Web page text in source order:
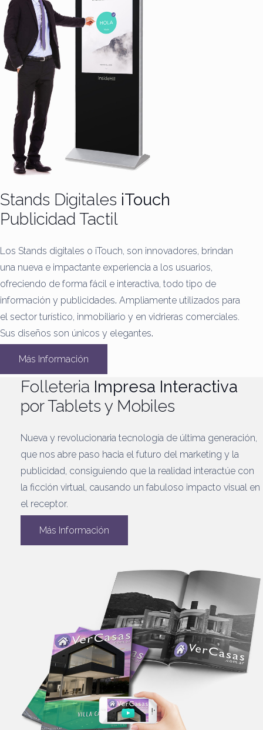
Stands Digitales iTouch
Publicidad Tactil
Los Stands digitales o iTouch, son innovadores, brindan
una nueva e impactante experiencia a los usuarios,
ofreciendo de forma fácil e interactiva, todo tipo de
información y publicidades. Ampliamente utilizados para
el sector turístico, inmobiliario y en vidrieras comerciales.
Sus diseños son únicos y elegantes.
Más Información
Folleteria Impresa Interactiva
por Tablets y Mobiles
Nueva y revolucionaria tecnología de última generación,
que nos abre paso hacia el futuro del marketing y la
publicidad, consiguiendo que la realidad interactúe con
la ficción virtual, causando un fabuloso impacto visual en
el receptor.
Más Información